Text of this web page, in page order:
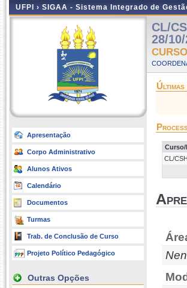
UFPI › SIGAA - Sistema Integrado de
Apresentação
Corpo Administrativo
Alunos Ativos
Calendário
Documentos
Turmas
Trab. de Conclusão de Curso
Projeto Político Pedagógico
Outras Opções
CL/
28/
CL/